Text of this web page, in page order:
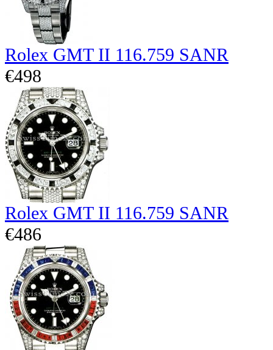
Rolex GMT II 116.759 SANR
€498
Rolex GMT II 116.759 SANR
€486